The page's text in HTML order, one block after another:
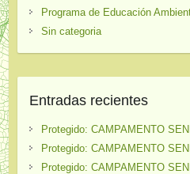
Programa de Educación
Sin categoria
Entradas recientes
Protegido: CAMPAMENTO
Protegido: CAMPAMENTO
Protegido: CAMPAMENTO